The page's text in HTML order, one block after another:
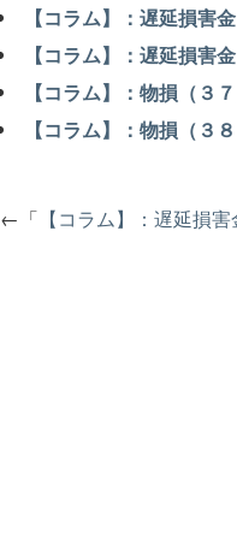
【コラム】：遅延損害金
【コラム】：遅延損害金
【コラム】：物損（３７
【コラム】：物損（３８
←「 【コラム】：遅延損害